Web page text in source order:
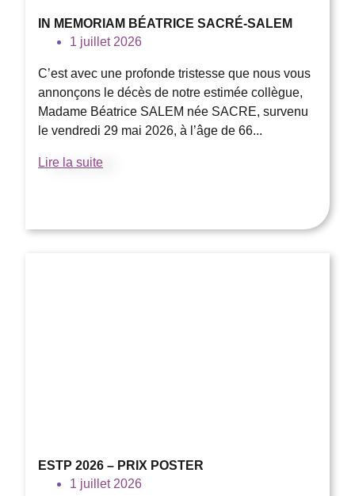
IN MEMORIAM BÉATRICE SACRÉ-SALEM
1 juillet 2026
C’est avec une profonde tristesse que nous vous
annonçons le décès de notre estimée collègue,
Madame Béatrice SALEM née SACRE, survenu
le vendredi 29 mai 2026, à l’âge de 66...
Lire la suite
ESTP 2026 – PRIX POSTER
1 juillet 2026